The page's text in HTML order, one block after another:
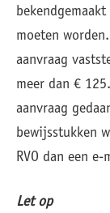
moeten
aanvraag
meer dan €
aanvraag
bewijsstukken
RVO dan een
Let op